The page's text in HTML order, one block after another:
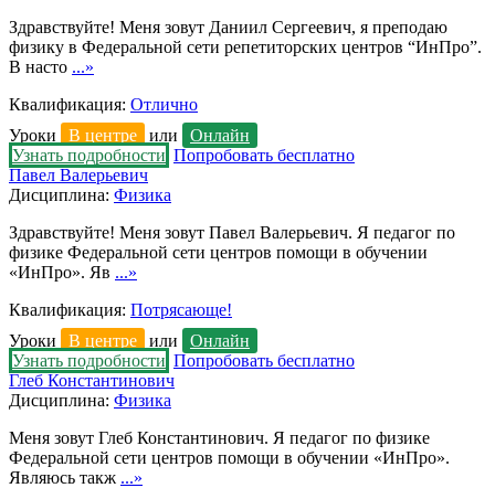
Здравствуйте! Меня зовут Даниил Сергеевич, я преподаю
физику в Федеральной сети репетиторских центров “ИнПро”.
В насто ...»
Квалификация: Отлично
Уроки
В центре или
Онлайн
Узнать подробности Попробовать бесплатно
Павел Валерьевич
Дисциплина: Физика
Здравствуйте! Меня зовут Павел Валерьевич. Я педагог по
физике Федеральной сети центров помощи в обучении
«ИнПро». Яв ...»
Квалификация: Потрясающе!
Уроки
В центре или
Онлайн
Узнать подробности Попробовать бесплатно
Глеб Константинович
Дисциплина: Физика
Меня зовут Глеб Константинович. Я педагог по физике
Федеральной сети центров помощи в обучении «ИнПро».
Являюсь такж ...»